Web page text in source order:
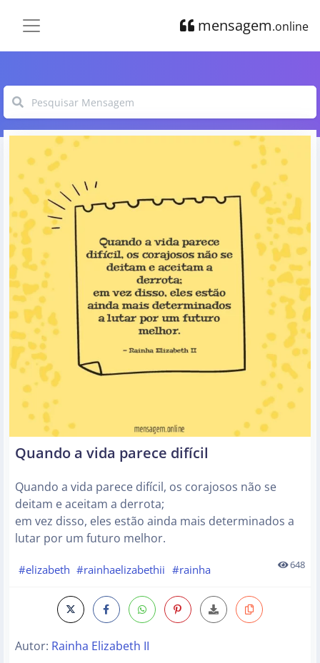
mensagem.online
Quando a vida parece difícil
Quando a vida parece difícil, os corajosos não se
deitam e aceitam a derrota;
em vez disso, eles estão ainda mais determinados a
lutar por um futuro melhor.
#elizabeth #rainhaelizabethii #rainha 648
Autor: Rainha Elizabeth II